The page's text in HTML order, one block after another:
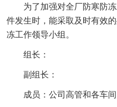
为了加强对全厂防寒防
件发生时，能采取及时有效
冻工作领导小组。
组长：
副组长：
成员：公司高管和各车